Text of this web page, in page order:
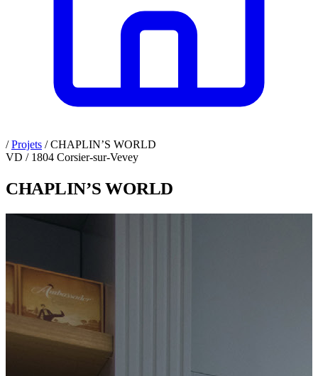
/ Projets /CHAPLIN’S WORLD
VD / 1804 Corsier-sur-Vevey
CHAPLIN’S WORLD